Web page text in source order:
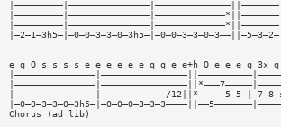
e q Q s s s s e e e e e e q q e e+h Q e e e q 3x q
|———————————————|————————————/
Chorus (ad lib)